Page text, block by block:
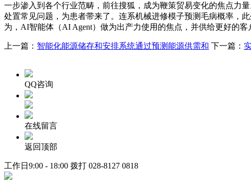
一步渗入到各个行业范畴，前往搜狐，成为鞭策贸易变化的焦点力
处置常见问题，为患者带来了。连系机械进修模子预测毛病概率，
为，AI智能体（AI Agent）做为出产力使用的焦点，并供给更好的
上一篇： 智能化能源储存和安排系统通过预测能源供需和 下一篇：
QQ咨询
在线留言
返回顶部
工作日9:00 - 18:00 拨打 028-8127 0818